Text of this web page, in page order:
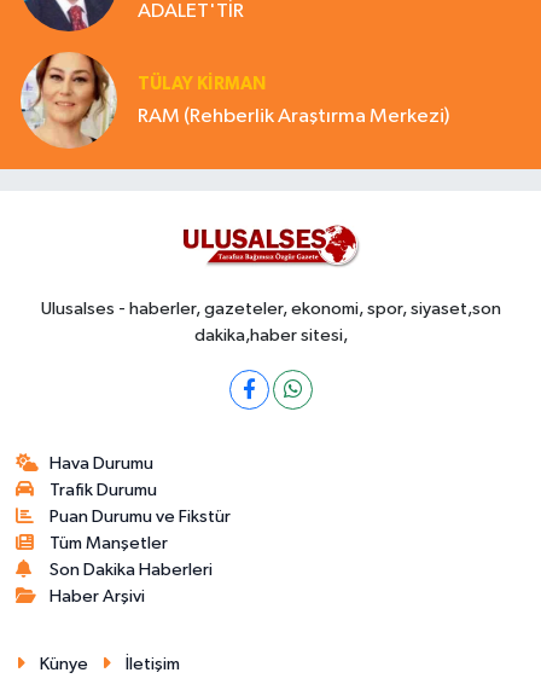
ADALET'TİR
TÜLAY KİRMAN
RAM (Rehberlik Araştırma Merkezi)
Ulusalses - haberler, gazeteler, ekonomi, spor, siyaset,son
dakika,haber sitesi,
Hava Durumu
Trafik Durumu
Puan Durumu ve Fikstür
Tüm Manşetler
Son Dakika Haberleri
Haber Arşivi
Künye İletişim